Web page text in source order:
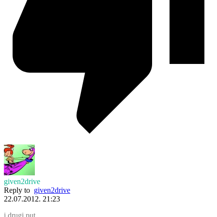
given2drive
Reply to given2drive
22.07.2012. 21:23
i drugi put